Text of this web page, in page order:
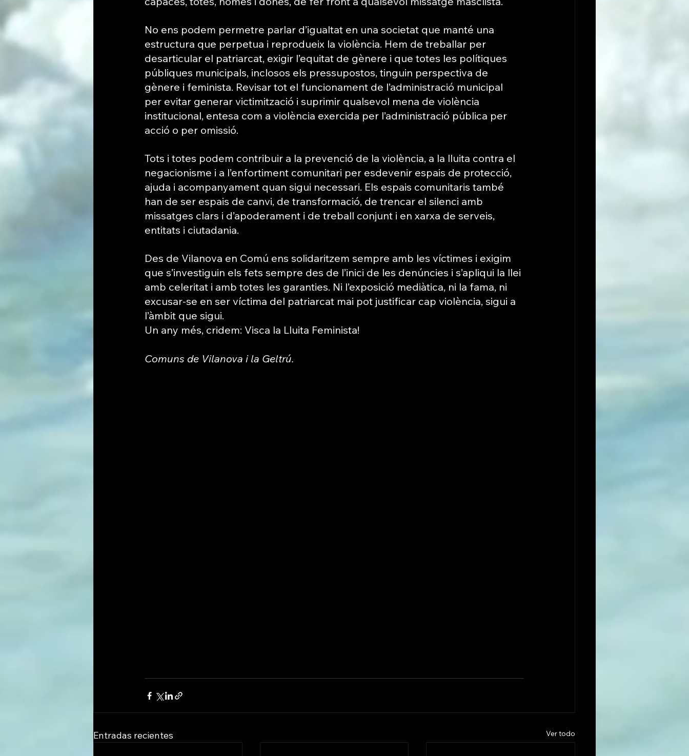
No ens podem permetre parlar d’igualtat en una societat que manté una
estructura que perpetua i reprodueix la violència. Hem de treballar per
desarticular el patriarcat, exigir l’equitat de gènere i que totes les polítiques
públiques municipals, inclosos els pressupostos, tinguin perspectiva de
gènere i feminista. Revisar tot el funcionament de l’administració municipal
per evitar generar victimització i suprimir qualsevol mena de violència
institucional, entesa com a violència exercida per l’administració pública per
acció o per omissió.
Tots i totes podem contribuir a la prevenció de la violència, a la lluita contra el
negacionisme i a l’enfortiment comunitari per esdevenir espais de protecció,
ajuda i acompanyament quan sigui necessari. Els espais comunitaris també
han de ser espais de canvi, de transformació, de trencar el silenci amb
missatges clars i d’apoderament i de treball conjunt i en xarxa de serveis,
entitats i ciutadania.
Des de Vilanova en Comú ens solidaritzem sempre amb les víctimes i exigim
que s’investiguin els fets sempre des de l’inici de les denúncies i s’apliqui la llei
amb celeritat i amb totes les garanties. Ni l’exposició mediàtica, ni la fama, ni
excusar-se en ser víctima del patriarcat mai pot justificar cap violència, sigui a
l’àmbit que sigui.
Un any més, cridem: Visca la Lluita Feminista!
Comuns de Vilanova i la Geltrú.
Entradas recientes Ver todo